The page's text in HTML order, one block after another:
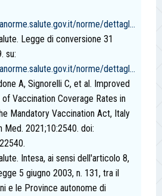
norme/dettagl...
Legge di conversione 31
su:
norme/dettagl...
A, Signorelli C, et al. Improved
Vaccination Coverage Rates in
Mandatory Vaccination Act, Italy
Med. 2021;10:2540. doi:
Intesa, ai sensi dell'articolo 8,
5 giugno 2003, n. 131, tra il
e le Province autonome di